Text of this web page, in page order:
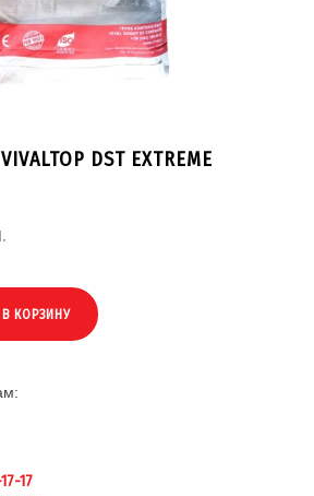
DST EXTREME
КОРЗИНУ
17